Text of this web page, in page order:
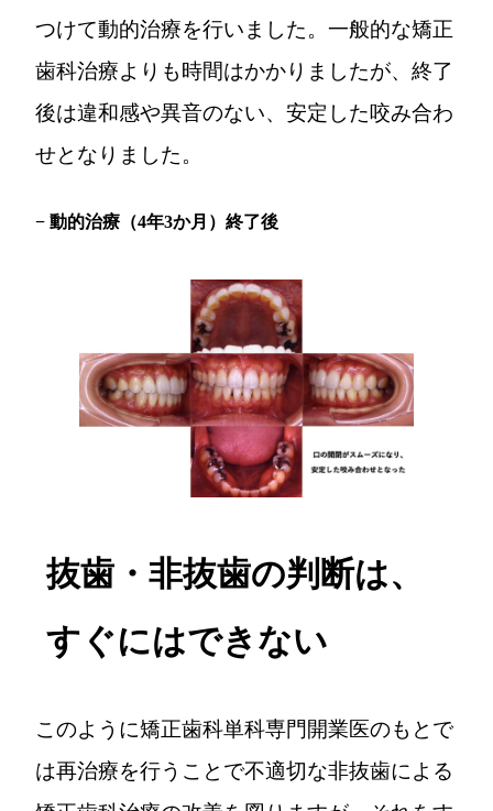
つけて動的治療を行いました。一般的な矯正
歯科治療よりも時間はかかりましたが、終了
後は違和感や異音のない、安定した咬み合わ
せとなりました。
− 動的治療（4年3か月）終了後
抜歯・非抜歯の判断は、
すぐにはできない
このように矯正歯科単科専門開業医のもとで
は再治療を行うことで不適切な非抜歯による